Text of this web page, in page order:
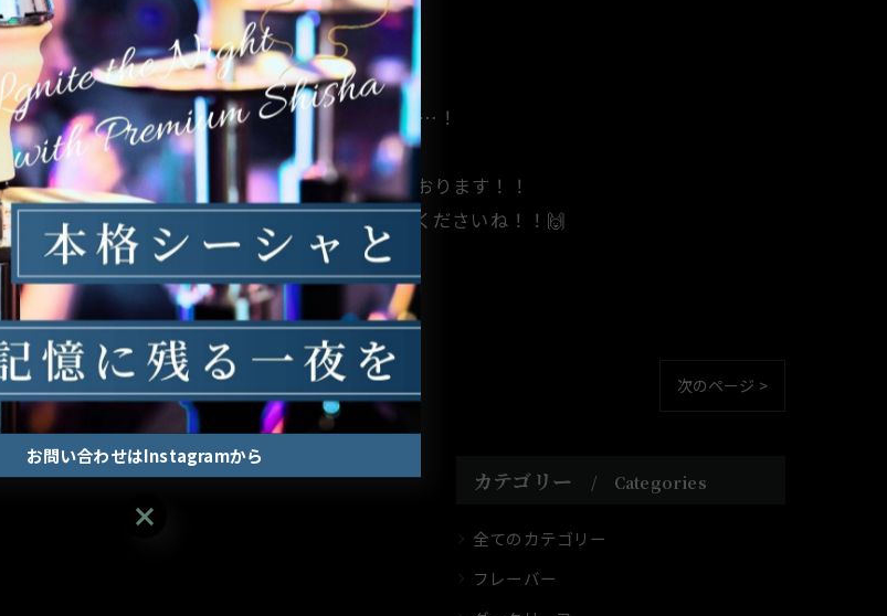
ただいて無事2025年をやりきる事ができました…！
すので、お時間ある時はいつでもお待ちしております！！
ろうと思ってますのでぜひあそびにいらしてくださいね！！🙌
一覧に戻る 次のページ >
カテゴリー Categories
全てのカテゴリー
フレーバー
お問い合わせはInstagramから
お問い合わせはInstagramから